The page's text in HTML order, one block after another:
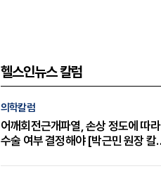
헬스인뉴스 칼럼
의학칼럼
어깨회전근개파열, 손상 정도에 따라
수술 여부 결정해야 [박근민 원장 칼